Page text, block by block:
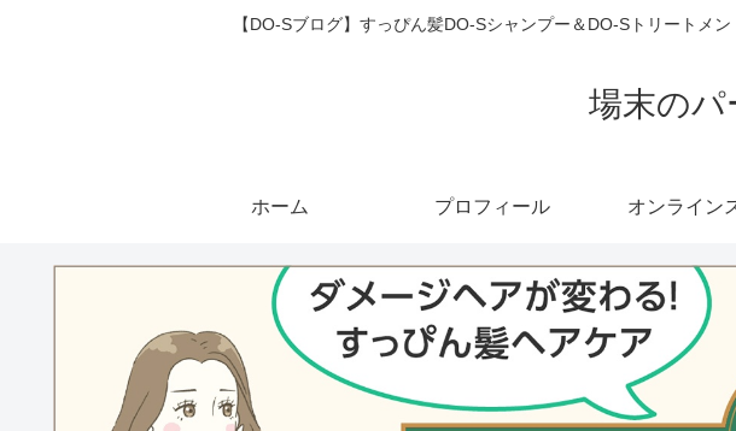
【DO-Sブログ】すっぴん髪DO-Sシャンプー＆DO-Sトリートメ
場末のパ
ホーム プロフィール オンライン